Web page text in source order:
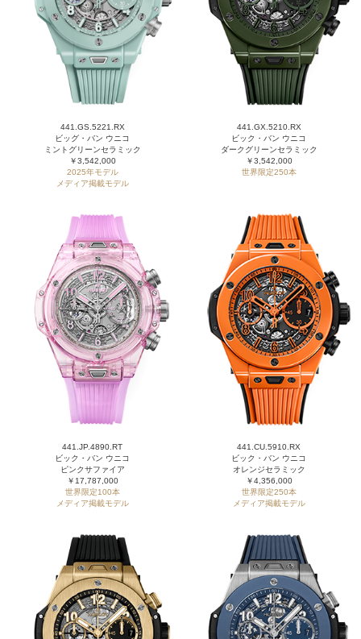
441.GS.5221.RX
ビッグ・バン ウニコ
ミントグリーンセラミック
￥3,542,000
2025年モデル
メディア掲載モデル
441.GX.5210.RX
ビック・バン ウニコ
ダークグリーンセラミック
￥3,542,000
世界限定250本
441.JP.4890.RT
ビック・バン ウニコ
ピンクサファイア
￥17,787,000
世界限定100本
メディア掲載モデル
441.CU.5910.RX
ビック・バン ウニコ
オレンジセラミック
￥4,356,000
世界限定250本
メディア掲載モデル